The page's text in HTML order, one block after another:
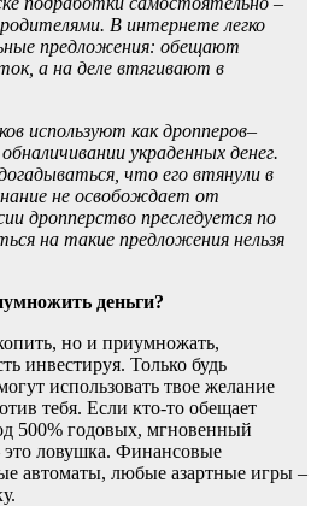
В интернете легко
предложения: обещают
а на деле втягивают в
используют как дропперов–
украденных денег.
что его втянули в
не освобождает от
дропперство преследуется по
на такие предложения нельзя
деньги?
но и приумножать,
инвестируя. Только будь
использовать твое желание
тебя. Если кто-то обещает
500% годовых, мгновенный
ловушка. Финансовые
автоматы, любые азартные игры –